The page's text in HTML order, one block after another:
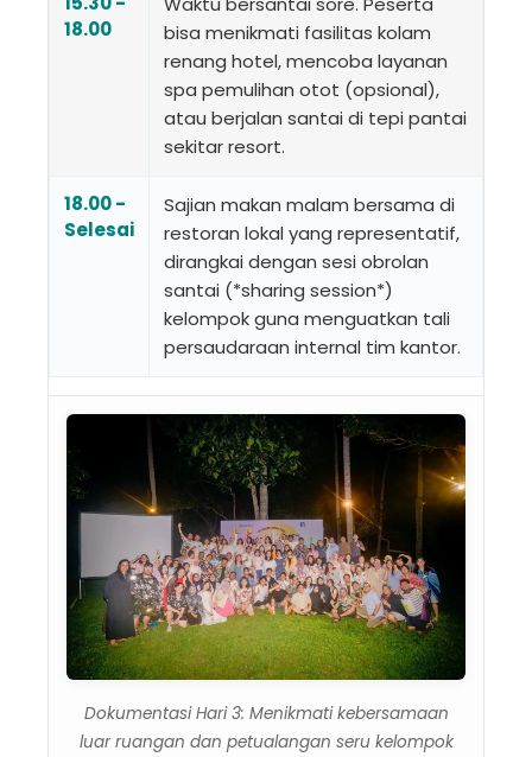
18.00
bisa menikmati fasilitas kolam
renang hotel, mencoba layanan
spa pemulihan otot (opsional),
atau berjalan santai di tepi pantai
sekitar resort.
18.00 -
Selesai
Sajian makan malam bersama di
restoran lokal yang representatif,
dirangkai dengan sesi obrolan
santai (*sharing session*)
kelompok guna menguatkan tali
persaudaraan internal tim kantor.
Dokumentasi Hari 3: Menikmati kebersamaan
luar ruangan dan petualangan seru kelompok